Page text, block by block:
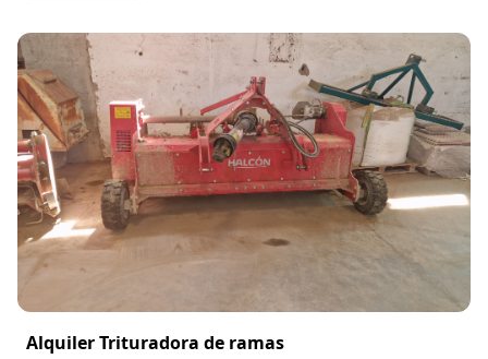
Alquiler Trituradora de ramas